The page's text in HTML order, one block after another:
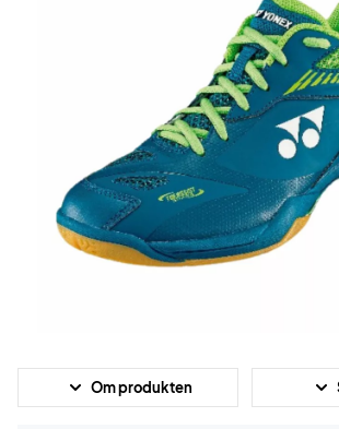
Om produkten